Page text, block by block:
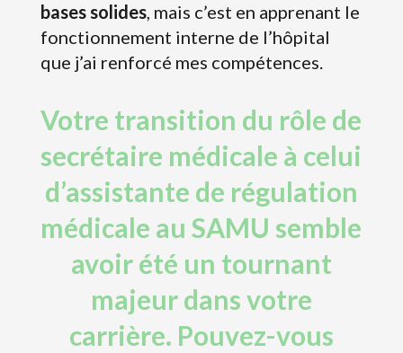
bases solides, mais c’est en apprenant le
fonctionnement interne de l’hôpital
que j’ai renforcé mes compétences.
Votre transition du rôle de
secrétaire médicale à celui
d’assistante de régulation
médicale au SAMU semble
avoir été un tournant
majeur dans votre
carrière. Pouvez-vous